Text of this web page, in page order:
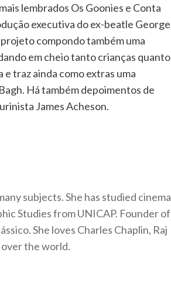
lembrados Os Goonies e Conta
executiva do ex-beatle George
compondo também uma
em cheio tanto crianças quanto
traz ainda como extras uma
Há também depoimentos de
James Acheson.
subjects. She has studied cinema
Studies from UNICAP. Founder of
She loves Charles Chaplin, Raj
the world.